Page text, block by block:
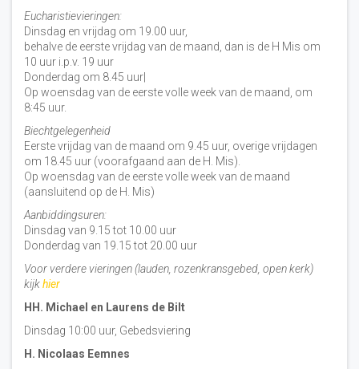
Eucharistievieringen:
Dinsdag en vrijdag om 19.00 uur,
behalve de eerste vrijdag van de maand, dan is de H Mis om
10 uur i.p.v. 19 uur
Donderdag om 8.45 uur|
Op woensdag van de eerste volle week van de maand, om
8:45 uur.
Biechtgelegenheid
Eerste vrijdag van de maand om 9.45 uur, overige vrijdagen
om 18.45 uur (voorafgaand aan de H. Mis).
Op woensdag van de eerste volle week van de maand
(aansluitend op de H. Mis)
Aanbiddingsuren:
Dinsdag van 9.15 tot 10.00 uur
Donderdag van 19.15 tot 20.00 uur
Voor verdere vieringen (lauden, rozenkransgebed, open kerk)
kijkhier
HH. Michael en Laurens de Bilt
Dinsdag 10:00 uur, Gebedsviering
H. Nicolaas Eemnes